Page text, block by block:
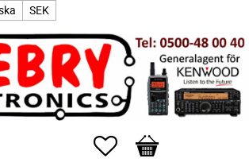
SEK
Favoriter
Kundvagn